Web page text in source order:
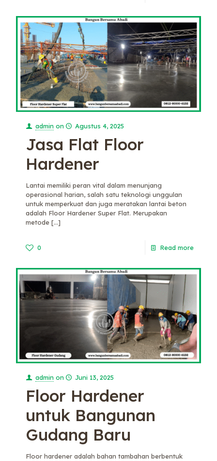
admin on Agustus 4, 2025
Jasa Flat Floor
Hardener
Lantai memiliki peran vital dalam menunjang
operasional harian, salah satu teknologi unggulan
untuk memperkuat dan juga meratakan lantai beton
adalah Floor Hardener Super Flat. Merupakan
metode […]
0 Read more
admin on Juni 13, 2025
Floor Hardener
untuk Bangunan
Gudang Baru
Floor hardener adalah bahan tambahan berbentuk